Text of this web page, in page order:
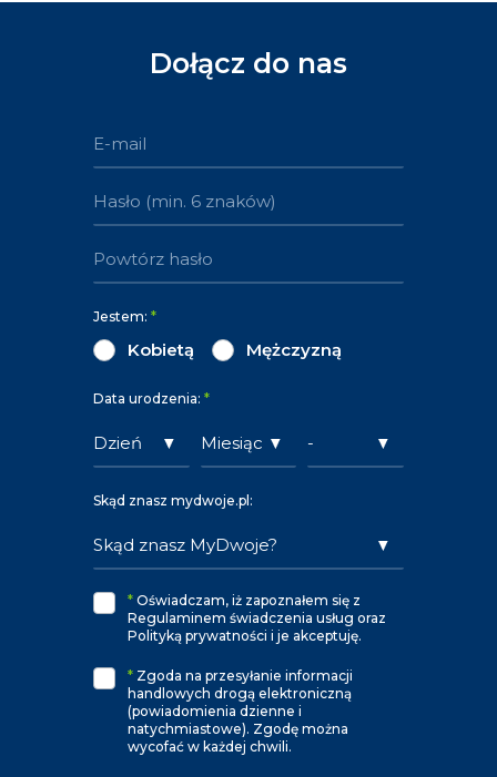
Dołącz do nas
Jestem: *
Kobietą Mężczyzną
Data urodzenia: *
Skąd znasz mydwoje.pl:
* Oświadczam, iż zapoznałem się z
Regulaminem świadczenia usług oraz
Polityką prywatności i je akceptuję.
* Zgoda na przesyłanie informacji
handlowych drogą elektroniczną
(powiadomienia dzienne i
natychmiastowe). Zgodę można
wycofać w każdej chwili.